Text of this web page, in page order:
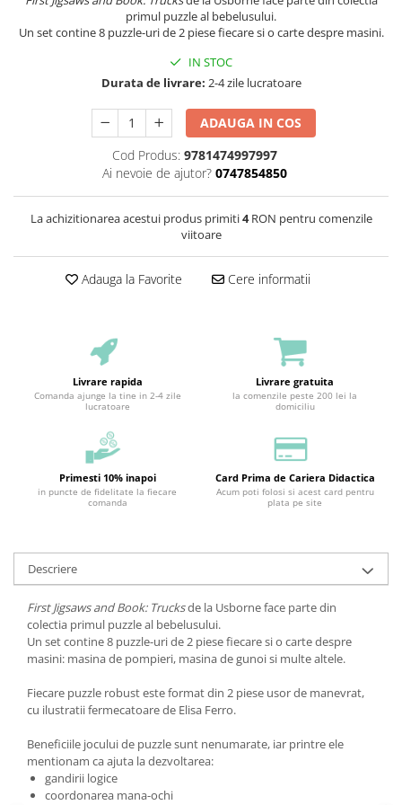
primul puzzle al bebelusului.
Un set contine 8 puzzle-uri de 2 piese fiecare si o carte despre masini.
IN STOC
Durata de livrare: 2-4 zile lucratoare
ADAUGA IN COS
Cod Produs: 9781474997997
Ai nevoie de ajutor? 0747854850
La achizitionarea acestui produs primiti4RON pentru comenzile
viitoare
Adauga la Favorite Cere informatii
Livrare rapida
Comanda ajunge la tine in 2-4 zile
lucratoare
Livrare gratuita
la comenzile peste 200 lei la
domiciliu
Primesti 10% inapoi
in puncte de fidelitate la fiecare
comanda
Card Prima de Cariera Didactica
Acum poti folosi si acest card pentru
plata pe site
Descriere
First Jigsaws and Book: Trucksde la Usborne face parte din
colectia primul puzzle al bebelusului.
Un set contine 8 puzzle-uri de 2 piese fiecare si o carte despre
masini: masina de pompieri, masina de gunoi si multe altele.
Fiecare puzzle robust este format din 2 piese usor de manevrat,
cu ilustratii fermecatoare de Elisa Ferro.
Beneficiile jocului de puzzle sunt nenumarate, iar printre ele
mentionam ca ajuta la dezvoltarea:
gandirii logice
coordonarea mana-ochi